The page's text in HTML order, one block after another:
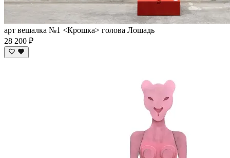
арт вешалка №1 <Крошка> голова Лошадь
28 200 ₽